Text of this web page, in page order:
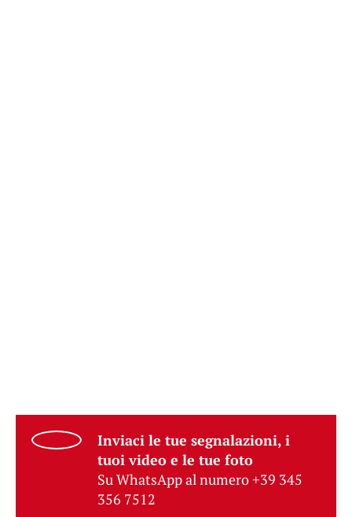
Inviaci le tue segnalazioni, i
tuoi video e le tue foto
Su WhatsApp al numero +39 345
356 7512